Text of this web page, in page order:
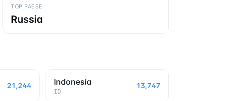
TOP PAESE
Russia
21,244 Indonesia
ID
13,747